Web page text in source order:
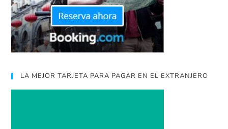
LA MEJOR TARJETA PARA PAGAR EN EL EXTRANJERO